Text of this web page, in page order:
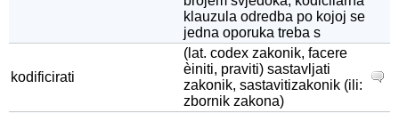
klauzula odredba po kojoj se
jedna oporuka treba s
kodificirati
(lat. codex zakonik, facere
èiniti, praviti) sastavljati
zakonik, sastavitizakonik (ili:
zbornik zakona)